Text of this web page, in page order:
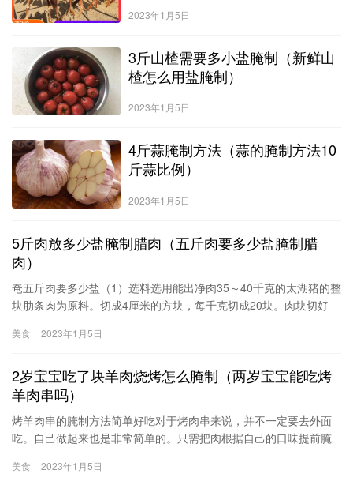
2023年1月5日
3斤山楂需要多小盐腌制（新鲜山
楂怎么用盐腌制）
2023年1月5日
4斤蒜腌制方法（蒜的腌制方法10
斤蒜比例）
2023年1月5日
5斤肉放多少盐腌制腊肉（五斤肉要多少盐腌制腊
肉）
奄五斤肉要多少盐（1）选料选用能出净肉35～40千克的太湖猪的整
块肋条肉为原料。切成4厘米的方块，每千克切成20块。肉块切好
猪肋条肉计：白糖2．5千克精盐1．5～1．75千克桂皮100克绍酒
0克（3）煮制将原料肉先在清水中白煮。五花肉
美食 2023年1月5日
2岁宝宝吃了块羊肉烧烤怎么腌制（两岁宝宝能吃烤
羊肉串吗）
烤羊肉串的腌制方法简单好吃对于烤肉串来说，并不一定要去外面
吃。自己做起来也是非常简单的。只需把肉根据自己的口味提前腌
我觉得洋葱满提味的。另外还可加一些青红椒等。总之做法随意，
美食 2023年1月5日